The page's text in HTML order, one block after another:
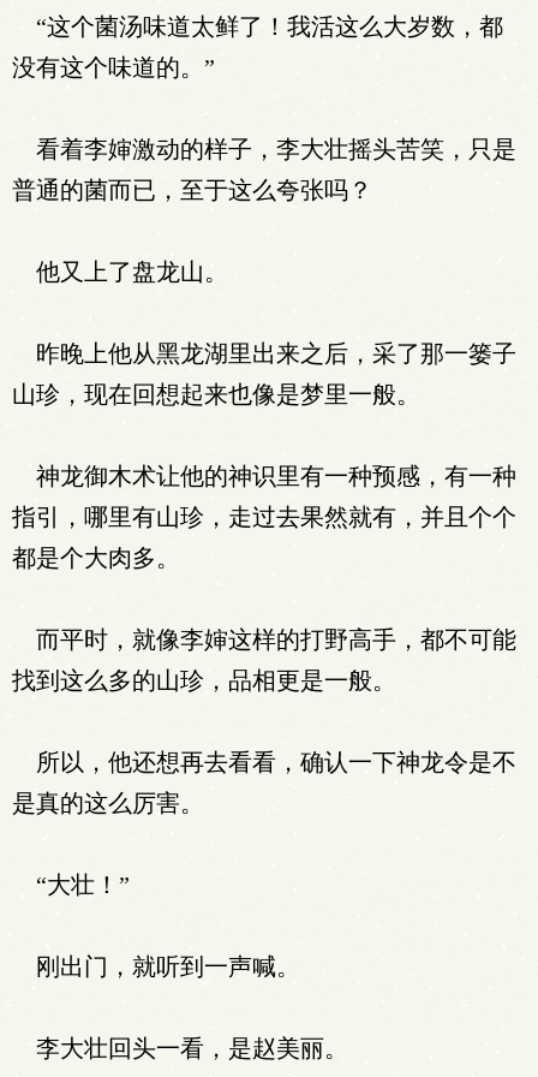
“这个菌汤味道太鲜了！我活这么大岁数，都
没有这个味道的。”
看着李婶激动的样子，李大壮摇头苦笑，只是
普通的菌而已，至于这么夸张吗？
他又上了盘龙山。
昨晚上他从黑龙湖里出来之后，采了那一篓子
山珍，现在回想起来也像是梦里一般。
神龙御木术让他的神识里有一种预感，有一种
指引，哪里有山珍，走过去果然就有，并且个个
都是个大肉多。
而平时，就像李婶这样的打野高手，都不可能
找到这么多的山珍，品相更是一般。
所以，他还想再去看看，确认一下神龙令是不
是真的这么厉害。
“大壮！”
刚出门，就听到一声喊。
李大壮回头一看，是赵美丽。